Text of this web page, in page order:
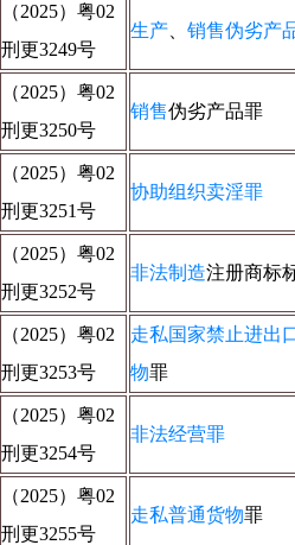
（2025）粤02
刑更3249号
生产 销售伪劣产
（2025）粤02
刑更3250号
销售伪劣产品罪
（2025）粤02
刑更3251号
协助组织卖淫罪
（2025）粤02
刑更3252号
非法制造注册商标
（2025）粤02
刑更3253号
走私国家禁止进出
物罪
（2025）粤02
刑更3254号
非法经营罪
（2025）粤02
刑更3255号
走私普通货物罪